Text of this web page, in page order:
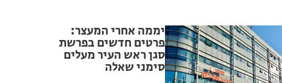
יממה אחרי המעצר:
פרטים חדשים בפרשת
סגן ראש העיר מעלים
סימני שאלה